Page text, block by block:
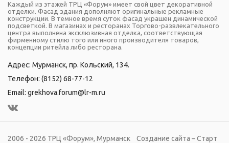
Каждый из этажей ТРЦ «Форум» имеет свой цвет декоративной
отделки. Фасад здания дополняют оригинальные рекламные
конструкции. В темное время суток фасад украшен динамической
подсветкой. В магазинах и ресторанах Торгово-развлекательного
центра выполнена эксклюзивная отделка, соответствующая
фирменному стилю того или иного производителя товаров,
концепции ритейла либо ресторана.
Адрес: Мурманск, пр. Кольский, 134.
Телефон: (8152) 68-77-12
Email: grekhova.forum@lr-m.ru
2006 - 2026 ТРЦ «Форум», Мурманск Создание сайта – Старт